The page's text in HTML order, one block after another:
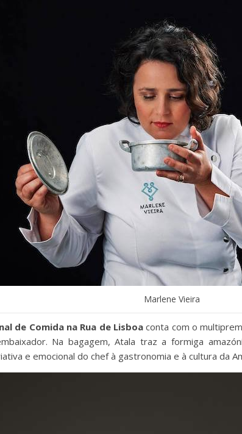
Marlene Vieira
de Comida na Rua de Lisboaconta com o
Na bagagem, Atala traz a formiga
e emocional do chef à gastronomia e à cultura da